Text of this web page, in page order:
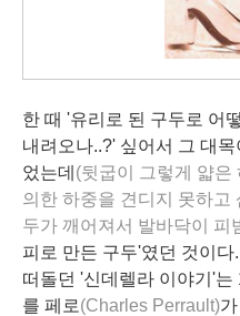
한 때 '유리로 된 구두로 어
내려오나..?' 싶어서 그 대
었는데 (뒷굽이 그렇게 얇은
의한 하중을 견디지 못하고
두가 깨어져서 발바닥이 피
피 로 만든 구두'였던 것이
떠돌던 '신데렐라 이야기'
를 페로(Charles Perrault)